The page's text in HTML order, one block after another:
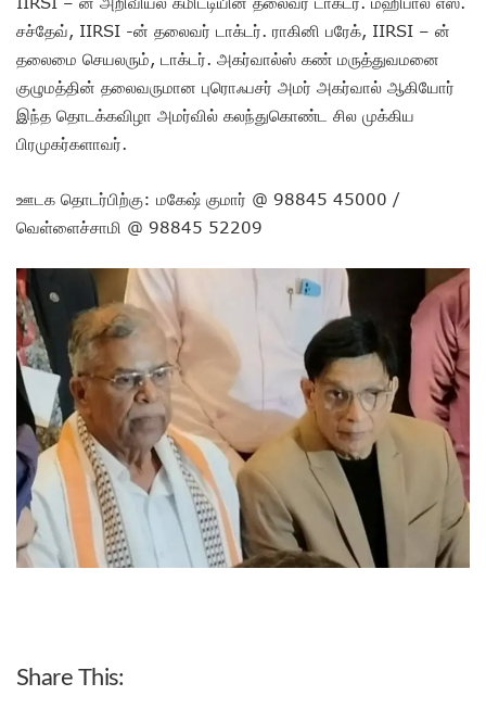
சச்தேவ், IIRSI -ன் தலைவர் டாக்டர். ராகினி பரேக், IIRSI – ன்
தலைமை செயலரும், டாக்டர். அகர்வால்ஸ் கண் மருத்துவமனை
குழுமத்தின் தலைவருமான புரொஃபசர் அமர் அகர்வால் ஆகியோர்
இந்த தொடக்கவிழா அமர்வில் கலந்துகொண்ட சில முக்கிய
பிரமுகர்களாவர்.
ஊடக தொடர்பிற்கு: மகேஷ் குமார் @ 98845 45000 /
வெள்ளைச்சாமி @ 98845 52209
Share This: